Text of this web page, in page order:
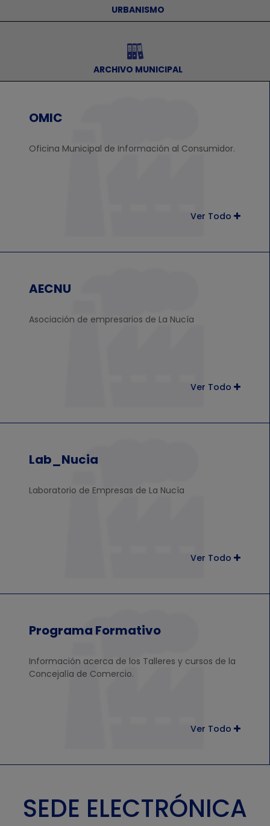
⠀URBANISMO
⠀ARCHIVO MUNICIPAL
OMIC
Oficina Municipal de Información al Consumidor.
Ver Todo
AECNU
Asociación de empresarios de La Nucía
Ver Todo
Lab_Nucia
Laboratorio de Empresas de La Nucía
Ver Todo
Programa Formativo
Información acerca de los Talleres y cursos de la
Concejalía de Comercio.
Ver Todo
SEDE ELECTRÓNICA